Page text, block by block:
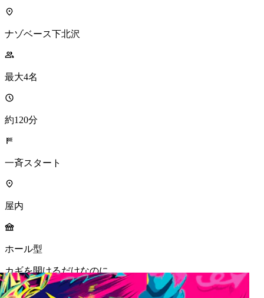
ナゾベース下北沢
最大4名
約120分
一斉スタート
屋内
ホール型
カギを開けるだけなのに。
MORE INFO